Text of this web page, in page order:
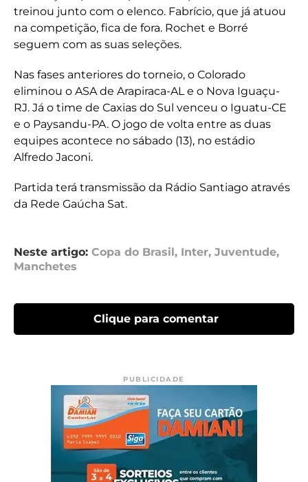
treinou junto com o elenco. Fabrício, que já atuou
na competição, fica de fora. Rochet e Borré
seguem com as suas seleções.
Nas fases anteriores do torneio, o Colorado
eliminou o ASA de Arapiraca-AL e o Nova Iguaçu-
RJ. Já o time de Caxias do Sul venceu o Iguatu-CE
e o Paysandu-PA. O jogo de volta entre as duas
equipes acontece no sábado (13), no estádio
Alfredo Jaconi.
Partida terá transmissão da Rádio Santiago através
da Rede Gaúcha Sat.
Neste artigo: Copa do Brasil, Inter, Juventude,
Manchetes
Clique para comentar
PUBLICIDADE